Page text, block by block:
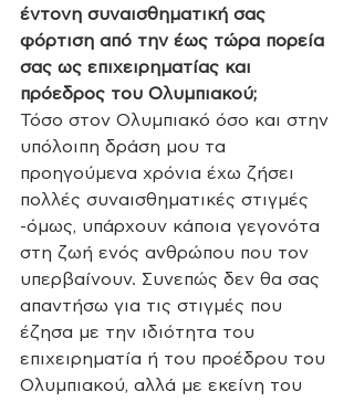
έντονη συναισθηματική σας
φόρτιση από την έως τώρα πορεία
σας ως επιχειρηματίας και
πρόεδρος του Ολυμπιακού;
Τόσο στον Ολυμπιακό όσο και στην
υπόλοιπη δράση μου τα
προηγούμενα χρόνια έχω ζήσει
πολλές συναισθηματικές στιγμές
-όμως, υπάρχουν κάποια γεγονότα
στη ζωή ενός ανθρώπου που τον
υπερβαίνουν. Συνεπώς δεν θα σας
απαντήσω για τις στιγμές που
έζησα με την ιδιότητα του
επιχειρηματία ή του προέδρου του
Ολυμπιακού, αλλά με εκείνη του